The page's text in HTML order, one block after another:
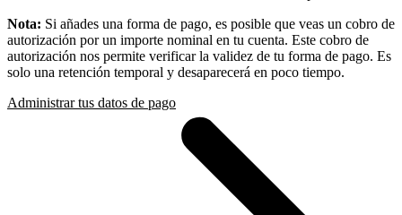
Nota: Si añades una forma de pago, es posible que veas un cobro de
autorización por un importe nominal en tu cuenta. Este cobro de
autorización nos permite verificar la validez de tu forma de pago. Es
solo una retención temporal y desaparecerá en poco tiempo.
Administrar tus datos de pago